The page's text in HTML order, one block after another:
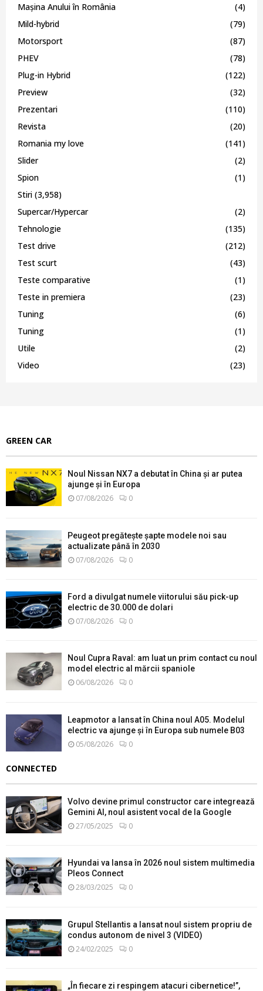
Mașina Anului în România
(4)
Mild-hybrid
(79)
Motorsport
(87)
PHEV
(78)
Plug-in Hybrid
(122)
Preview
(32)
Prezentari
(110)
Revista
(20)
Romania my love
(141)
Slider
(2)
Spion
(1)
Stiri (3,958)
Supercar/Hypercar
(2)
Tehnologie
(135)
Test drive
(212)
Test scurt
(43)
Teste comparative
(1)
Teste in premiera
(23)
Tuning
(6)
Tuning
(1)
Utile
(2)
Video
(23)
GREEN CAR
Noul Nissan NX7 a debutat în China și ar putea
ajunge și în Europa
07/08/2026 0
Peugeot pregătește șapte modele noi sau
actualizate până în 2030
07/08/2026 0
Ford a divulgat numele viitorului său pick-up
electric de 30.000 de dolari
07/08/2026 0
Noul Cupra Raval: am luat un prim contact cu noul
model electric al mărcii spaniole
06/08/2026 0
Leapmotor a lansat în China noul A05. Modelul
electric va ajunge și în Europa sub numele B03
05/08/2026 0
CONNECTED
Volvo devine primul constructor care integrează
Gemini AI, noul asistent vocal de la Google
27/05/2025 0
Hyundai va lansa în 2026 noul sistem multimedia
Pleos Connect
28/03/2025 0
Grupul Stellantis a lansat noul sistem propriu de
condus autonom de nivel 3 (VIDEO)
24/02/2025 0
„În fiecare zi respingem atacuri cibernetice!”,